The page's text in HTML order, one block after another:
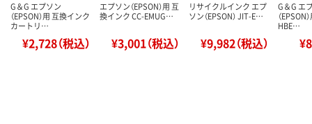
G＆G エプソン
（EPSON）用 互換インク
カートリ…
¥2,728（税込）
エプソン（EPSON）用 互
換インク CC-EMUG…
¥3,001（税込）
リサイクルインク エプ
ソン（EPSON） JIT-E…
¥9,982（税込）
G＆G エ
（EPSON
HBE…